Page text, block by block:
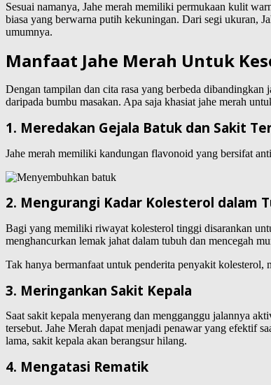
Sesuai namanya, Jahe merah memiliki permukaan kulit
biasa yang berwarna putih kekuningan. Dari segi ukuran,
umumnya.
Manfaat Jahe Merah Untuk
Dengan tampilan dan cita rasa yang berbeda
daripada bumbu masakan. Apa saja khasiat jahe merah
1. Meredakan Gejala Batuk dan Sakit
Jahe merah memiliki kandungan flavonoid yang bersifat
2. Mengurangi Kadar Kolesterol dalam
Bagi yang memiliki riwayat kolesterol tinggi disarankan
menghancurkan lemak jahat dalam tubuh dan mencegah
Tak hanya bermanfaat untuk penderita penyakit
3. Meringankan Sakit Kepala
Saat sakit kepala menyerang dan mengganggu jalannya
tersebut. Jahe Merah dapat menjadi penawar yang efektif
lama, sakit kepala akan berangsur hilang.
4. Mengatasi Rematik